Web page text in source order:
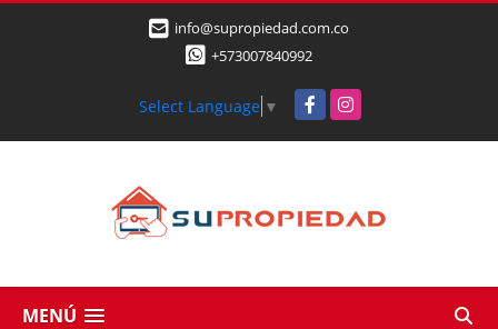
info@supropiedad.com.co
+573007840992
Select Language ▼ FacebookInstagram
MENÚ